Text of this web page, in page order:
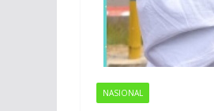
NASIONAL